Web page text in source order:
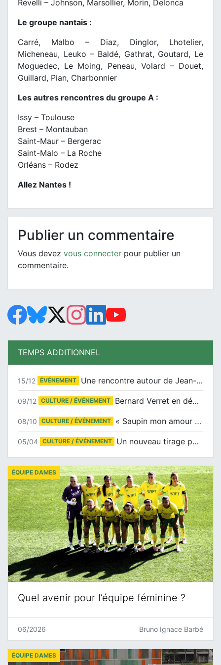
Revelli – Johnson, Marsollier, Morin, Delonca
Le groupe nantais :
Carré, Malbo – Diaz, Dinglor, Lhotelier,
Micheneau, Leuko – Baldé, Gathrat, Goutard, Le
Moguedec, Le Moing, Peneau, Volard – Douet,
Guillard, Pian, Charbonnier
Les autres rencontres du groupe A :
Issy – Toulouse
Brest – Montauban
Saint-Maur – Bergerac
Saint-Malo – La Roche
Orléans – Rodez
Allez Nantes !
Publier un commentaire
Vous devez vous connecter pour publier un
commentaire.
TEMPS ADDITIONNEL
15/12 ÉVÉNEMENT Une rencontre autour de Jean-Claude Suaudeau
09/12 CULTURE / ÉVÉNEMENT Bernard Verret en dédicaces le samedi 13 décembre à l’Espace Culturel Atlantis
08/10 CULTURE / ÉVÉNEMENT « Saupin mon amour » au salon du livre de Trentemoult
05/04 CULTURE / ÉVÉNEMENT Un nouveau tirage pour le Docu-BD
Quel avenir pour l’équipe féminine ?
ÉQUIPE DAMES
06/2026 Bruno Ignace Barbé
ÉQUIPE DAMES